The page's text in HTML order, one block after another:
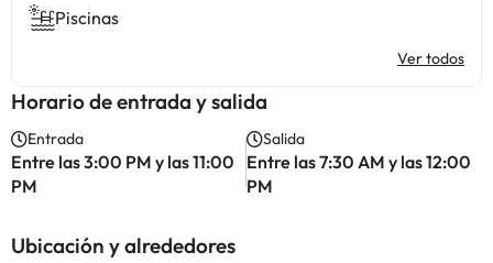
Piscinas
Ver todos
Horario de entrada y salida
Entrada
Entre las 3:00 PM y las 11:00
PM
Salida
Entre las 7:30 AM y las 12:00
PM
Ubicación y alrededores